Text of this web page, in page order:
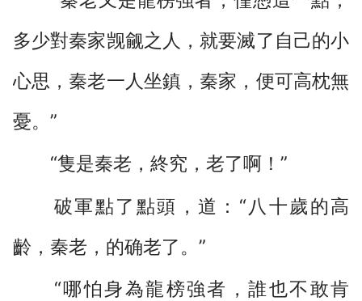
多少對秦家觊觎之人，就要滅了自己的小
心思，秦老一人坐鎮，秦家，便可高枕無
憂。”
“隻是秦老，終究，老了啊！”
破軍點了點頭，道：“八十歲的高
齡，秦老，的确老了。”
“哪怕身為龍榜強者，誰也不敢肯